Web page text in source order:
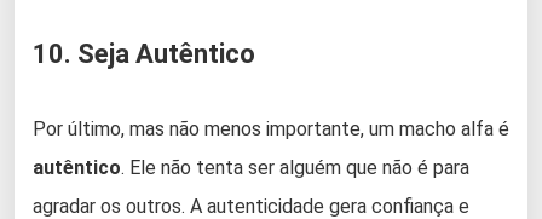
10. Seja Autêntico
Por último, mas não menos importante, um macho alfa é
autêntico. Ele não tenta ser alguém que não é para
agradar os outros. A autenticidade gera confiança e